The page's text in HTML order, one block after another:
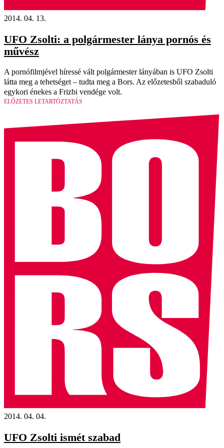
2014. 04. 13.
UFO Zsolti: a polgármester lánya pornós és
művész
A pornófilmjével híressé vált polgármester lányában is UFO Zsolti
látta meg a tehetséget – tudta meg a Bors. Az előzetesből szabaduló
egykori énekes a Frizbi vendége volt.
ELŐZETES LETARTÓZTATÁS
2014. 04. 04.
UFO Zsolti ismét szabad